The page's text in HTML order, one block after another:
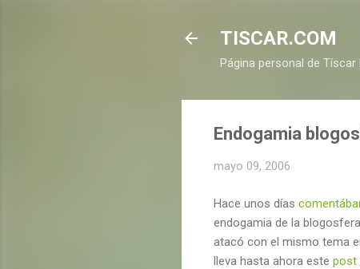
TISCAR.COM
Página personal de Tíscar
Endogamia
mayo 09, 2006
Hace unos días
endogamia de la
atacó con el mismo tema
lleva hasta ahora este post